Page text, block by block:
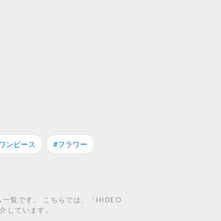
ンピース #フラワー
覧です。 こちらでは、「HIDEO
しています。